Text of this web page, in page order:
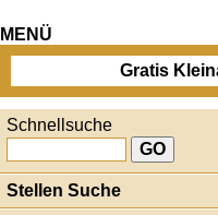
MENÜ
Gratis
Schnellsuche
Stellen Suche